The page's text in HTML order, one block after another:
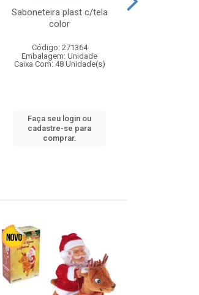
Saboneteira plast c/tela
color
Código: 271364
Embalagem: Unidade
Caixa Com: 48 Unidade(s)
Faça seu login ou
cadastre-se para
comprar.